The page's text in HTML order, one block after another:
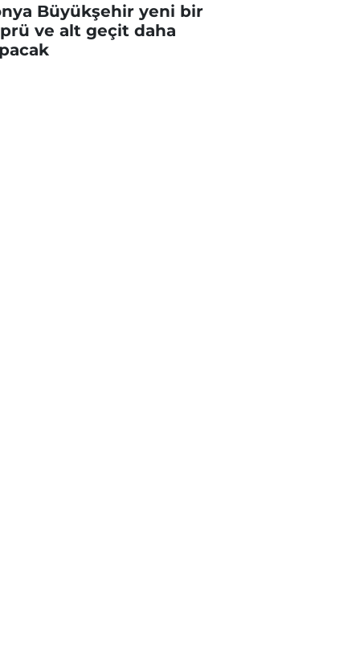
Büyükşehir yeni bir
ve alt geçit daha